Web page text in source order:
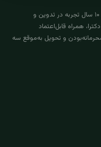
موسسه پژوهشی سبزانگشتی با بیش از ۱۰ سال تجربه در تدوین و
همراه قابل‌اعتماد
و تحویل به‌موقع سه